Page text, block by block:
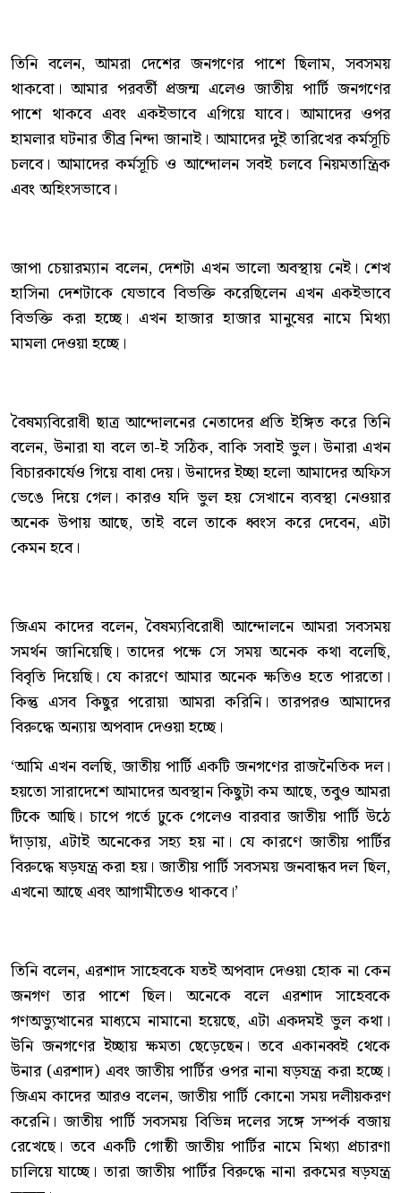
তিনি বলেন, আমরা দেশের জনগণের পাশে ছিলাম, সবসময়
থাকবো। আমার পরবর্তী প্রজন্ম এলেও জাতীয় পার্টি জনগণের
পাশে থাকবে এবং একইভাবে এগিয়ে যাবে। আমাদের ওপর
হামলার ঘটনার তীব্র নিন্দা জানাই। আমাদের দুই তারিখের কর্মসূচি
চলবে। আমাদের কর্মসূচি ও আন্দোলন সবই চলবে নিয়মতান্ত্রিক
এবং অহিংসভাবে।
জাপা চেয়ারম্যান বলেন, দেশটা এখন ভালো অবস্থায় নেই। শেখ
হাসিনা দেশটাকে যেভাবে বিভক্তি করেছিলেন এখন একইভাবে
বিভক্তি করা হচ্ছে। এখন হাজার হাজার মানুষের নামে মিথ্যা
মামলা দেওয়া হচ্ছে।
বৈষম্যবিরোধী ছাত্র আন্দোলনের নেতাদের প্রতি ইঙ্গিত করে তিনি
বলেন, উনারা যা বলে তা-ই সঠিক, বাকি সবাই ভুল। উনারা এখন
বিচারকার্যেও গিয়ে বাধা দেয়। উনাদের ইচ্ছা হলো আমাদের অফিস
ভেঙে দিয়ে গেল। কারও যদি ভুল হয় সেখানে ব্যবস্থা নেওয়ার
অনেক উপায় আছে, তাই বলে তাকে ধ্বংস করে দেবেন, এটা
কেমন হবে।
জিএম কাদের বলেন, বৈষম্যবিরোধী আন্দোলনে আমরা সবসময়
সমর্থন জানিয়েছি। তাদের পক্ষে সে সময় অনেক কথা বলেছি,
বিবৃতি দিয়েছি। যে কারণে আমার অনেক ক্ষতিও হতে পারতো।
কিন্তু এসব কিছুর পরোয়া আমরা করিনি। তারপরও আমাদের
বিরুদ্ধে অন্যায় অপবাদ দেওয়া হচ্ছে।
‘আমি এখন বলছি, জাতীয় পার্টি একটি জনগণের রাজনৈতিক দল।
হয়তো সারাদেশে আমাদের অবস্থান কিছুটা কম আছে, তবুও আমরা
টিকে আছি। চাপে গর্তে ঢুকে গেলেও বারবার জাতীয় পার্টি উঠে
দাঁড়ায়, এটাই অনেকের সহ্য হয় না। যে কারণে জাতীয় পার্টির
বিরুদ্ধে ষড়যন্ত্র করা হয়। জাতীয় পার্টি সবসময় জনবান্ধব দল ছিল,
এখনো আছে এবং আগামীতেও থাকবে।’
তিনি বলেন, এরশাদ সাহেবকে যতই অপবাদ দেওয়া হোক না কেন
জনগণ তার পাশে ছিল। অনেকে বলে এরশাদ সাহেবকে
গণঅভ্যুত্থানের মাধ্যমে নামানো হয়েছে, এটা একদমই ভুল কথা।
উনি জনগণের ইচ্ছায় ক্ষমতা ছেড়েছেন। তবে একানব্বই থেকে
উনার (এরশাদ) এবং জাতীয় পার্টির ওপর নানা ষড়যন্ত্র করা হচ্ছে।
জিএম কাদের আরও বলেন, জাতীয় পার্টি কোনো সময় দলীয়করণ
করেনি। জাতীয় পার্টি সবসময় বিভিন্ন দলের সঙ্গে সম্পর্ক বজায়
রেখেছে। তবে একটি গোষ্ঠী জাতীয় পার্টির নামে মিথ্যা প্রচারণা
চালিয়ে যাচ্ছে। তারা জাতীয় পার্টির বিরুদ্ধে নানা রকমের ষড়যন্ত্র